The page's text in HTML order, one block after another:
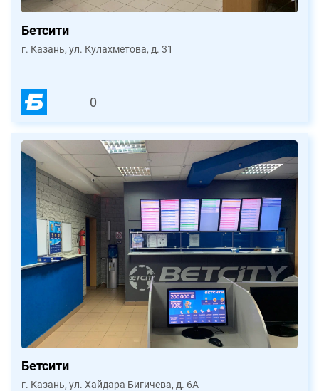
Бетсити
г. Казань, ул. Кулахметова, д. 31
0
Бетсити
г. Казань, ул. Хайдара Бигичева, д. 6А